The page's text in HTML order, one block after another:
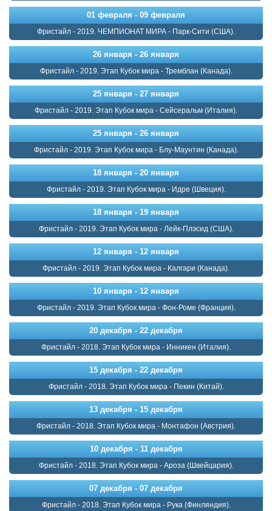
01 февраля - 09 февраля
Фристайл - 2019. ЧЕМПИОНАТ МИРА - Парк-Сити (США).
26 января - 26 января
Фристайл - 2019. Этап Кубок мира - Тремблан (Канада).
25 января - 27 января
Фристайл - 2019. Этап Кубок мира - Сейсеральм (Италия).
25 января - 26 января
Фристайл - 2019. Этап Кубок мира - Блу-Маунтин (Канада).
18 января - 20 января
Фристайл - 2019. Этап Кубок мира - Идре (Швеция).
18 января - 19 января
Фристайл - 2019. Этап Кубок мира - Лейк-Плэсид (США).
12 января - 12 января
Фристайл - 2019. Этап Кубок мира - Калгари (Канада).
10 января - 12 января
Фристайл - 2019. Этап Кубок мира - Фон-Роме (Франция).
20 декабря - 22 декабря
Фристайл - 2018. Этап Кубок мира - Инникен (Италия).
15 декабря - 22 декабря
Фристайл - 2018. Этап Кубок мира - Пекин (Китай).
13 декабря - 15 декабря
Фристайл - 2018. Этап Кубок мира - Монтафон (Австрия).
10 декабря - 11 декабря
Фристайл - 2018. Этап Кубок мира - Ароза (Швейцария).
07 декабря - 07 декабря
Фристайл - 2018. Этап Кубок мира - Рука (Финляндия).